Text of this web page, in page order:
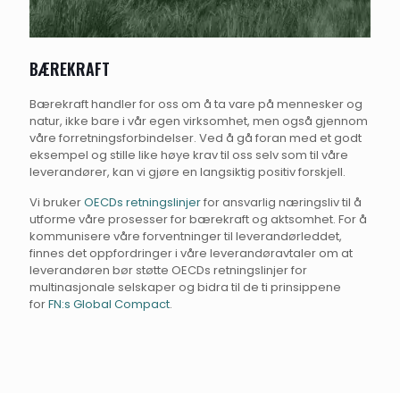
BÆREKRAFT
Bærekraft handler for oss om å ta vare på mennesker og
natur, ikke bare i vår egen virksomhet, men også gjennom
våre forretningsforbindelser. Ved å gå foran med et godt
eksempel og stille like høye krav til oss selv som til våre
leverandører, kan vi gjøre en langsiktig positiv forskjell.
Vi brukerOECDs retningslinjerfor ansvarlig næringsliv til å
utforme våre prosesser for bærekraft og aktsomhet. For å
kommunisere våre forventninger til leverandørleddet,
finnes det oppfordringer i våre leverandøravtaler om at
leverandøren bør støtte OECDs retningslinjer for
multinasjonale selskaper og bidra til de ti prinsippene
forFN:s Global Compact.